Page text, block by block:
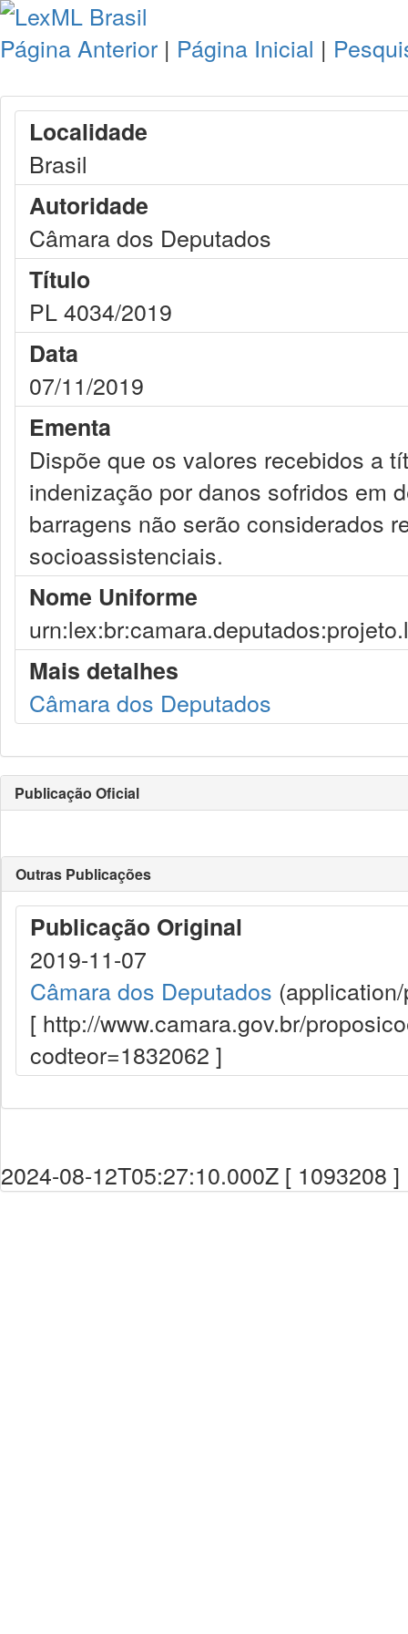
Página Anterior | Página Inicial |
Localidade
Brasil
Autoridade
Câmara dos Deputados
Título
PL 4034/2019
Data
07/11/2019
Ementa
Dispõe que os valores recebidos a
indenização por danos sofridos em
barragens não serão considerados
socioassistenciais.
Nome Uniforme
Mais detalhes
Câmara dos Deputados
Publicação Oficial
Outras Publicações
Publicação Original
2019-11-07
Câmara dos Deputados
[ http://www.camara.gov.br/
codteor=1832062 ]
2024-08-12T05:27:10.000Z [ 1093208 ]